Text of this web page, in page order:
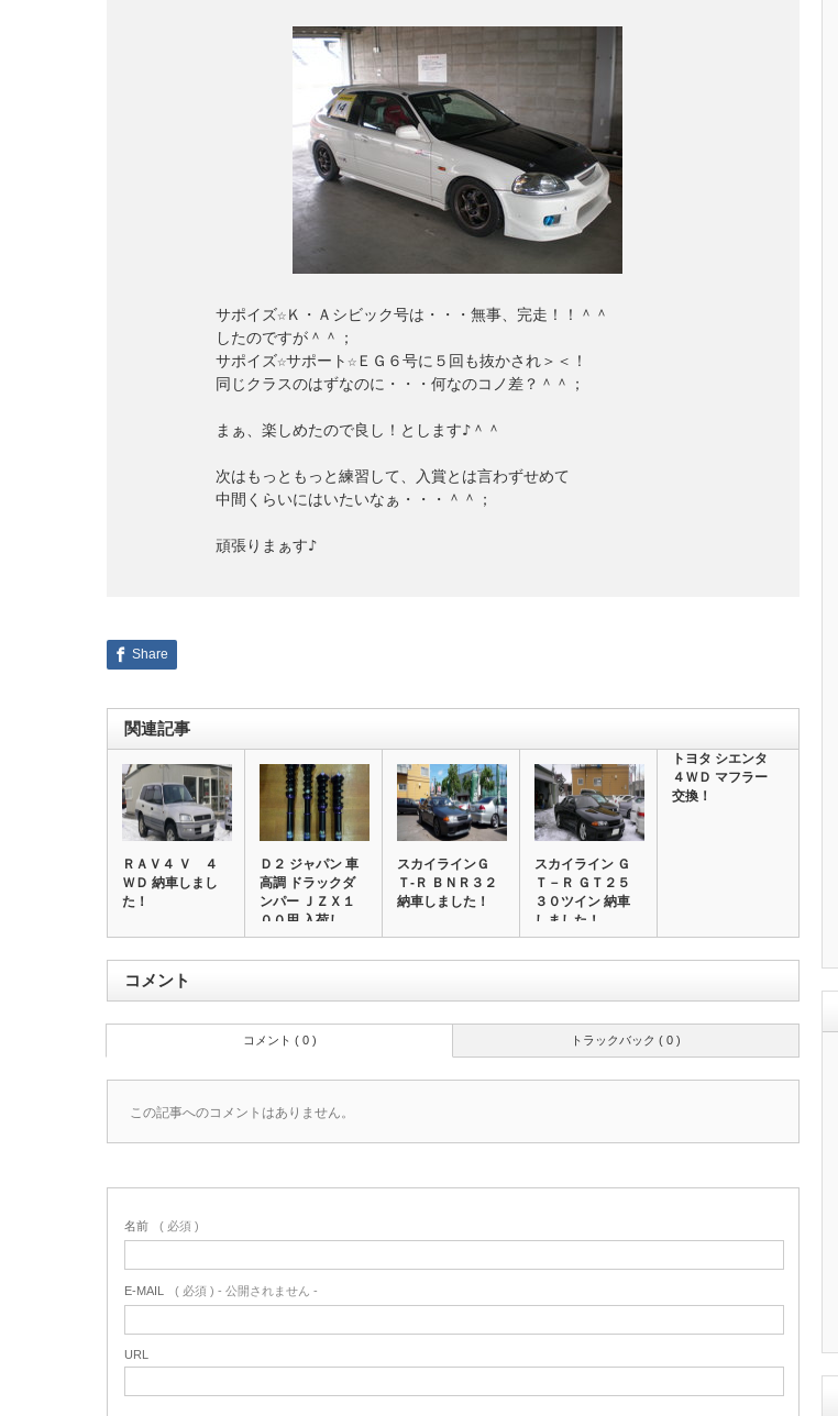
サポイズ☆Ｋ・Ａシビック号は・・・無事、完走！！＾＾
したのですが＾＾；
サポイズ☆サポート☆ＥＧ６号に５回も抜かされ＞＜！
同じクラスのはずなのに・・・何なのコノ差？＾＾；
まぁ、楽しめたので良し！とします♪＾＾
次はもっともっと練習して、入賞とは言わずせめて
中間くらいにはいたいなぁ・・・＾＾；
頑張りまぁす♪
Share
関連記事
ＲＡＶ４ Ｖ ４
ＷＤ 納車しまし
た！
Ｄ２ ジャパン 車
高調 ドラックダ
ンパー ＪＺＸ１
００用 入荷し…
スカイラインＧ
Ｔ‐Ｒ ＢＮＲ３２
納車しました！
スカイライン Ｇ
Ｔ－Ｒ ＧＴ２５
３０ツイン 納車
しました！
トヨタ シエンタ
４ＷＤ マフラー
交換！
コメント
トラックバック ( 0 )
コメント ( 0 )
この記事へのコメントはありません。
名前 ( 必須 )
E-MAIL ( 必須 ) - 公開されません -
URL